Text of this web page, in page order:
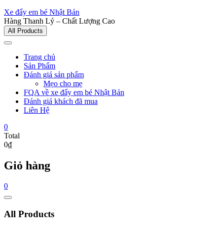
Xe đẩy em bé Nhật Bản
Hàng Thanh Lý – Chất Lượng Cao
All Products
Trang chủ
Sản Phẩm
Đánh giá sản phẩm
Mẹo cho mẹ
FQA về xe đẩy em bé Nhật Bản
Đánh giá khách đã mua
Liên Hệ
0
Total
0₫
Giỏ hàng
0
Catalog
All Products